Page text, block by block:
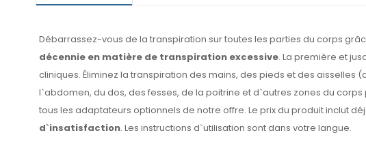
Débarrassez-vous de la transpiration sur toutes les parties du corps
décennie en matière de transpiration excessive. La première et
cliniques. Éliminez la transpiration des mains, des pieds et des
l`abdomen, du dos, des fesses, de la poitrine et d`autres zones du
tous les adaptateurs optionnels de notre offre. Le prix du produit inclut
d`insatisfaction. Les instructions d`utilisation sont dans votre langue.